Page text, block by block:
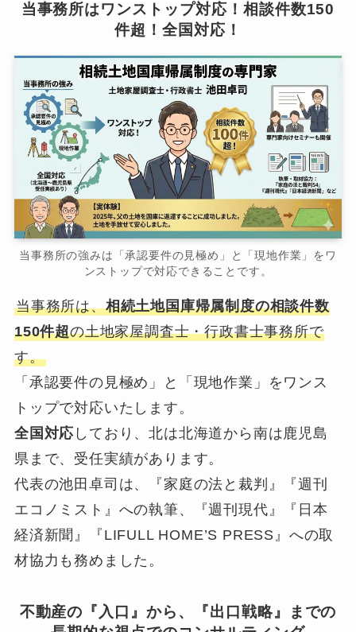
当事務所はワンストップ対応！相談件数150
件超！全国対応！
当事務所の強みは「承認要件の見極め」と「現地作業」をワ
ンストップで対応できることです。
当事務所は、相続土地国庫帰属制度の相談件数
150件超の土地家屋調査士・行政書士事務所で
す。
「承認要件の見極め」と「現地作業」をワンス
トップで対応いたします。
全国対応 しており、北は北海道から南は鹿児島
県まで、受任実績があります。
代表の池田卓司は、『家庭の法と裁判』『週刊
エコノミスト』への執筆、『週刊現代』『日本
経済新聞』『LIFULL HOME’S PRESS』への取
材協力も務めました。
不動産の『入口』から、『出口戦略』までの